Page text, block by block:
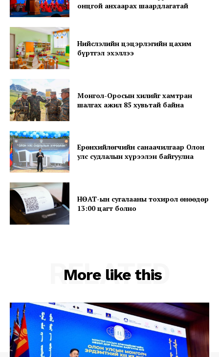
онцгой анхаарах шаардлагатай
Нийслэлийн цэцэрлэгийн цахим
бүртгэл эхэллээ
Монгол-Оросын хилийг хамтран
шалгах ажил 85 хувьтай байна
Ерөнхийлөгчийн санаачилгаар Олон
улс судлалын хүрээлэн байгуулна
НӨАТ-ын сугалааны тохирол өнөөдөр
13:00 цагт болно
More like this
RELATED